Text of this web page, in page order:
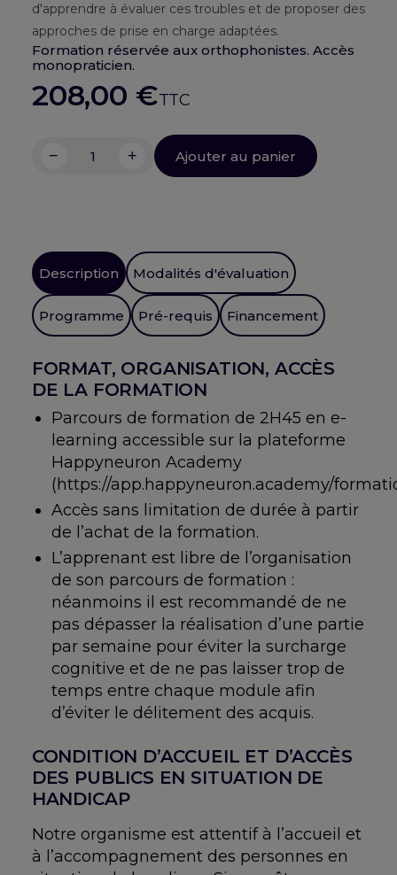
d'apprendre à évaluer ces troubles et de proposer des
approches de prise en charge adaptées.
Formation réservée aux orthophonistes. Accès
monopraticien.
208,00 €TTC
quantité
TSapp-
LE
− + Ajouter au panier
Description Modalités d'évaluation
Programme Pré-requis Financement
FORMAT, ORGANISATION, ACCÈS
DE LA FORMATION
Parcours de formation de 2H45 en e-
learning accessible sur la plateforme
Happyneuron Academy
(https://app.happyneuron.academy/
Accès sans limitation de durée à partir
de l’achat de la formation.
L’apprenant est libre de l’organisation
de son parcours de formation :
néanmoins il est recommandé de ne
pas dépasser la réalisation d’une partie
par semaine pour éviter la surcharge
cognitive et de ne pas laisser trop de
temps entre chaque module afin
d’éviter le délitement des acquis.
CONDITION D’ACCUEIL ET D’ACCÈS
DES PUBLICS EN SITUATION DE
HANDICAP
Notre organisme est attentif à l’accueil et
à l’accompagnement des personnes en